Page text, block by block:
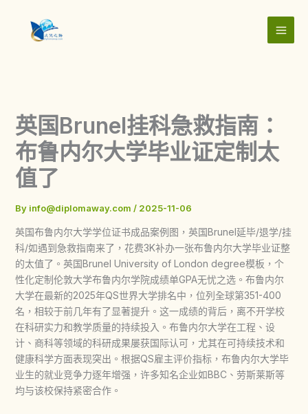
content
英国Brunel挂科急救指南：
布鲁内尔大学毕业证定制太
值了
By info@diplomaway.com / 2025-11-06
英国布鲁内尔大学学位证书成品案例图，英国Brunel延毕/退学/挂
科/如遇到急救指南来了，花费3K补办一张布鲁内尔大学毕业证整
的太值了。英国Brunel University of London degree模板，个
性化定制伦敦大学布鲁内尔学院成绩单GPA无忧之选。布鲁内尔
大学在最新的2025年QS世界大学排名中，位列全球第351-400
名，相较于前几年有了显著提升。这一成绩的背后，离不开学校
在科研实力和教学质量的持续投入。布鲁内尔大学在工程、设
计、商科等领域的科研成果屡获国际认可，尤其在可持续技术和
健康科学方面表现突出。根据QS雇主评价指标，布鲁内尔大学毕
业生的就业竞争力逐年增强，许多知名企业如BBC、劳斯莱斯等
均与该校保持紧密合作。